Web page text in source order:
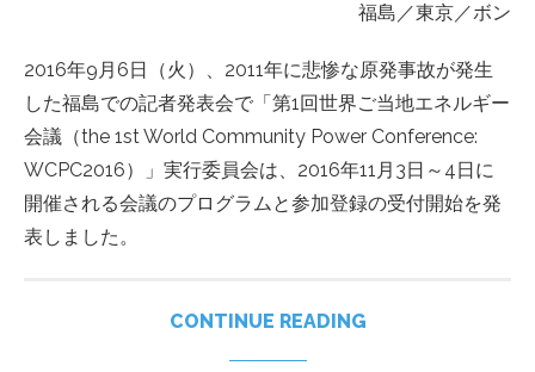
福島／東京／ボン
2016年9月6日（火）、2011年に悲惨な原発事故が発生
した福島での記者発表会で「第1回世界ご当地エネルギー
会議（the 1st World Community Power Conference:
WCPC2016）」実行委員会は、2016年11月3日～4日に
開催される会議のプログラムと参加登録の受付開始を発
表しました。
CONTINUE READING